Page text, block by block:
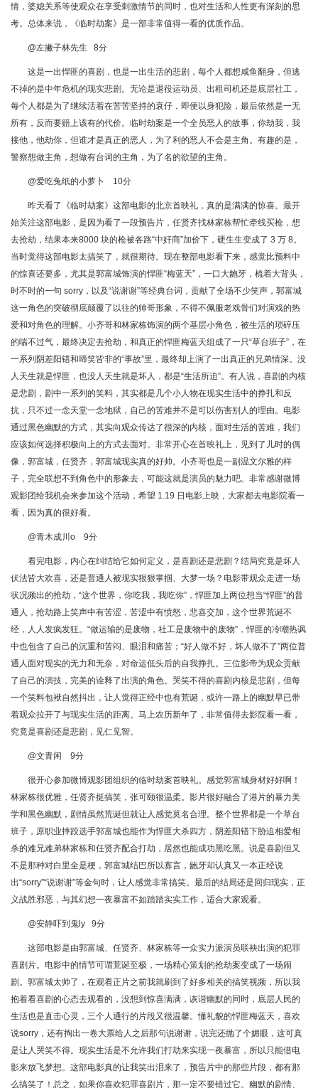
情，婆媳关系等使观众在享受刺激情节的同时，也对生活和人性更有深刻的思
考。总体来说，《临时劫案》是一部非常值得一看的优质作品。
@左撇子林先生 8分
这是一出悍匪的喜剧，也是一出生活的悲剧，每个人都想咸鱼翻身，但逃
不掉的是中年危机的现实悲剧。无论是退役运动员、出租司机还是底层社工，
每个人都是为了继续活着在苦苦坚持的衰仔，即便以身犯险，最后依然是一无
所有，反而要赔上该有的代价。临时劫案是一个全员恶人的故事，你劫我，我
接他，他劫你，但谁才是真正的恶人，为了利的恶人不会是主角。有趣的是，
警察想做主角，想做有台词的主角，为了名的欲望的主角。
@爱吃兔纸的小萝卜 10分
昨天看了《临时劫案》这部电影的北京首映礼，真的是满满的惊喜。最开
始关注这部电影，是因为看了一段预告片，任贤齐找林家栋帮忙牵线买枪，想
去抢劫，结果本来8000 块的枪被各路“中奸商”加价下，硬生生变成了 3 万 8。
当时觉得这部电影太搞笑了，就很期待。现在整部电影看下来，感觉比预料中
的惊喜还要多，尤其是郭富城饰演的悍匪“梅蓝天”，一口大龅牙，梳着大背头，
时不时的一句 sorry，以及“说谢谢”等经典台词，贡献了全场不少笑声，郭富城
这一角色的突破彻底颠覆了以往的帅哥形象，不得不佩服老戏骨们对演戏的热
爱和对角色的理解。小齐哥和林家栋饰演的两个基层小角色，被生活的琐碎压
的喘不过气，最终决定去抢劫，和真正的悍匪梅蓝天组成了一只“草台班子”，在
一系列阴差阳错和啼笑皆非的“事故”里，最终却上演了一出真正的兄弟情深。没
人天生就是悍匪，也没人天生就是坏人，都是“生活所迫”。有人说，喜剧的内核
是悲剧，剧中一系列的笑料，其实都是几个小人物在现实生活中的挣扎和反
抗，只不过一念天堂一念地狱，自己的苦难并不是可以伤害别人的理由。电影
通过黑色幽默的方式，其实向观众传达了很深的内核，面对生活的苦难，我们
应该如何选择积极向上的方式去面对。非常开心在首映礼上，见到了儿时的偶
像，郭富城，任贤齐，郭富城现实真的好帅。小齐哥也是一副温文尔雅的样
子，完全联想不到角色中的形象去，可能这就是演员的魅力吧。非常感谢微博
观影团给我机会来参加这个活动，希望 1.19 日电影上映，大家都去电影院看一
看，因为真的很好看。
@青木成川o 9分
看完电影，内心在纠结给它如何定义，是喜剧还是悲剧？结局究竟是坏人
伏法皆大欢喜，还是普通人被现实狠狠掌掴、大梦一场？电影带观众走进一场
状况频出的抢劫，“这个世界，你吃我，我吃你”，悍匪加上两位想当“悍匪”的普
通人，抢劫路上笑声中有苦涩，苦涩中有愤怒，悲喜交加，这个世界荒诞不
经，人人发疯发狂。“做运输的是废物，社工是废物中的废物”，悍匪的冷嘲热讽
中也包含了自己的沉重和苦闷、眼泪和痛苦；“好人做不好，坏人做不了”两位普
通人面对现实的无力和无奈，对命运低头后的自我挣扎。三位影帝为观众贡献
了自己的演技，完美的诠释了出演的角色。哭笑不得的喜剧内核是悲剧，但每
一个笑料包袱自然抖出，让人觉得正经中也有荒诞，或许一路上的幽默早已带
着观众拉开了与现实生活的距离。马上农历新年了，非常值得去影院看一看，
究竟是喜剧还是悲剧，见仁见智。
@文青闲 9分
很开心参加微博观影团组织的临时劫案首映礼。感觉郭富城身材好好啊！
林家栋很优雅，任贤齐挺搞笑，张可颐很温柔。影片很好融合了港片的暴力美
学和黑色幽默，剧情虽然荒诞但就让人感觉莫名合理。整个世界都是一个草台
班子，原职业摔跤选手郭富城也能作为悍匪大杀四方，阴差阳错下胁迫相爱相
杀的难兄难弟林家栋和任贤齐配合打劫，居然也能成功黑吃黑。说是喜剧但又
不是那种对白里全是梗，郭富城结巴所以寡言，龅牙却认真又一本正经说
出“sorry”“说谢谢”等金句时，让人感觉非常搞笑。最后的结局还是回归现实，正
义战胜邪恶，与其幻想一夜暴富不如踏踏实实工作，适合大家观看。
@安静吓到鬼ly 9分
这部电影是由郭富城、任贤齐、林家栋等一众实力派演员联袂出演的犯罪
喜剧片。电影中的情节可谓荒诞至极，一场精心策划的抢劫案变成了一场闹
剧。郭富城太帅了，在观看正片之前我就刷到了好多相关的搞笑视频，所以我
抱着看喜剧的心态去观看的，没想到惊喜满满，诙谐幽默的同时，底层人民的
生活也是直击心灵，三个人通行的片段又很温馨。懂礼貌的悍匪梅蓝天，喜欢
说sorry，还有掏出一卷大票给人之后那句说谢谢，说完还抛了个媚眼，这可真
是让人哭笑不得。现实生活是不允许我们打劫来实现一夜暴富，所以只能借电
影来放飞梦想。这部电影真的让我笑出泪来了，预告片中的那些片段，都有那
么搞笑了！总之，如果你喜欢犯罪喜剧片，那一定不要错过它。幽默的剧情、